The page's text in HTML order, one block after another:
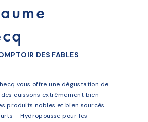
DES FABLES
vous offre une dégustation de
cuissons extrêmement bien
produits nobles et bien sourcés
– Hydropousse pour les